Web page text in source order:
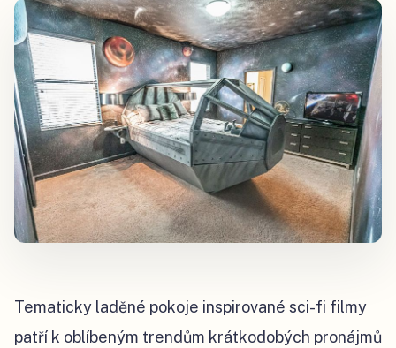
Tematicky laděné pokoje inspirované sci-fi filmy
patří k oblíbeným trendům krátkodobých pronájmů